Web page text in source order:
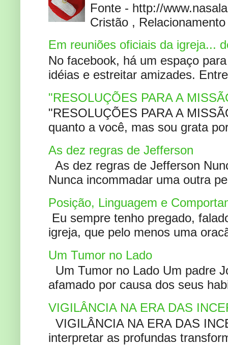
Fonte - http://
Cristão ,
Em reuniões oficiais da igreja...
No facebook, há um espaço
idéias e estreitar amizades.
"RESOLUÇÕES PARA A
"RESOLUÇÕES PARA A
quanto a você, mas sou grata
As dez regras de Jefferson
As dez regras de Jefferson
Nunca incommadar uma outra
Posição, Linguagem e
Eu sempre tenho pregado,
igreja, que pelo menos uma
Um Tumor no Lado
Um Tumor no Lado Um padre
afamado por causa dos seus
VIGILÂNCIA NA ERA DAS
VIGILÂNCIA NA ERA DAS
interpretar as profundas